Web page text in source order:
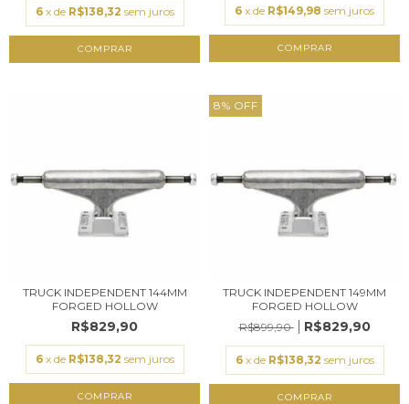
6 x de R$138,32 sem juros
COMPRAR
6 x de R$149,98 sem juros
COMPRAR
TRUCK INDEPENDENT 144MM
FORGED HOLLOW
R$829,90
6 x de R$138,32 sem juros
COMPRAR
8% OFF
TRUCK INDEPENDENT 149MM
FORGED HOLLOW
R$899,90
R$829,90
6 x de R$138,32 sem juros
COMPRAR